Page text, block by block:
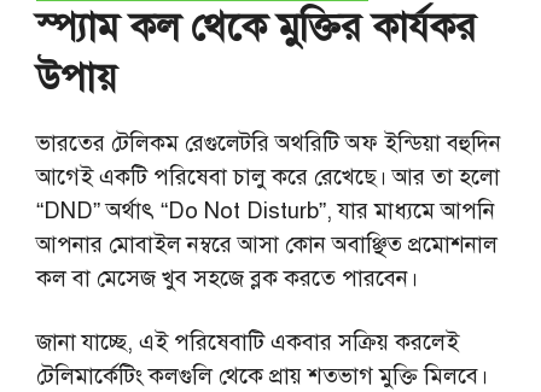
স্প্যাম কল থেকে মুক্তির কার্যকর
উপায়
ভারতের টেলিকম রেগুলেটরি অথরিটি অফ ইন্ডিয়া বহুদিন
আগেই একটি পরিষেবা চালু করে রেখেছে। আর তা হলো
“DND” অর্থাৎ “Do Not Disturb”, যার মাধ্যমে আপনি
আপনার মোবাইল নম্বরে আসা কোন অবাঞ্ছিত প্রমোশনাল
কল বা মেসেজ খুব সহজে ব্লক করতে পারবেন।
জানা যাচ্ছে, এই পরিষেবাটি একবার সক্রিয় করলেই
টেলিমার্কেটিং কলগুলি থেকে প্রায় শতভাগ মুক্তি মিলবে।